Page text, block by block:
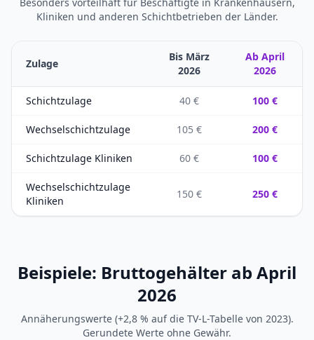
Kliniken und anderen Schichtbetrieben der Länder.
Zulage
Bis März
2026
Ab April
2026
Schichtzulage 40 € 100 €
Wechselschichtzulage 105 € 200 €
Schichtzulage Kliniken 60 € 100 €
Wechselschichtzulage
Kliniken
150 € 250 €
Beispiele: Bruttogehälter ab April
2026
Annäherungswerte (+2,8 % auf die TV-L-Tabelle von 2023).
Gerundete Werte ohne Gewähr.